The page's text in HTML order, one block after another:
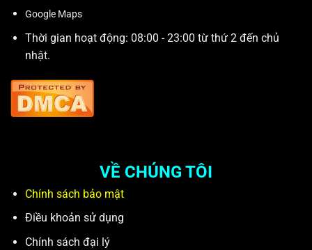
Google Maps
Thời gian hoạt động: 08:00 - 23:00 từ thứ 2 đến chủ
nhật.
VỀ CHÚNG TÔI
Chính sách bảo mật
Điều khoản sử dụng
Chính sách đại lý